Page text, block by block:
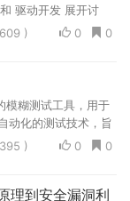
驱动开发 展开讨
其适合对内核编程和
0
0
)
糊测试工具，用于
动化的测试技术，旨
潜在的安全漏洞或程
0
0
)
理到安全漏洞利